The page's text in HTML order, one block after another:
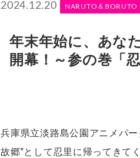
2024.12.20 NARUTO＆BORUTO
年末年始に、あな
開幕！～参の巻「
兵庫県立淡路島公園アニメパー
故郷”として忍里に帰ってきて